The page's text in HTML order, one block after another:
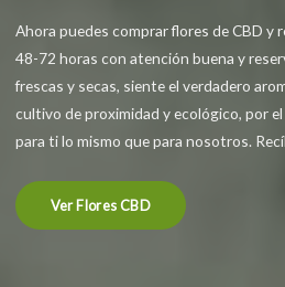
Ahora puedes comprar flores de CBD y
48-72 horas con atención buena y
frescas y secas, siente el verdadero
cultivo de proximidad y ecológico, por
para ti lo mismo que para nosotros.
Ver Flores CBD